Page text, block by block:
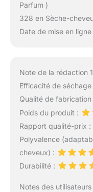
Parfum )
328 en Sèche-
Date de mise en
Note de la rédaction
Efficacité de séchage
Qualité de fabrication
Poids du produit :
Rapport qualité-prix :
Polyvalence
cheveux) :
Durabilité :
Notes des